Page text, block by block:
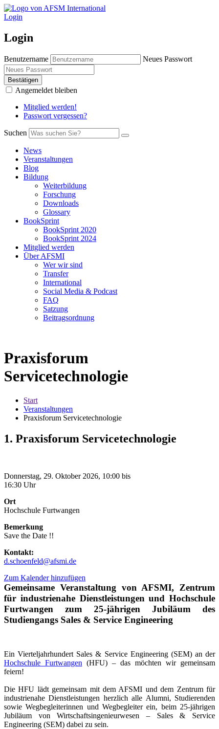
Login
Login
Benutzername Neues Passwort
Bestätigen
Angemeldet bleiben
Mitglied werden!
Passwort vergessen?
Suchen
News
Veranstaltungen
Blog
Bildung
Weiterbildung
Forschung
Downloads
Glossary
BookSprint
BookSprint 2020
BookSprint 2024
Mitglied werden
Über AFSMI
Wer wir sind
Transfer
International
Social Media & Podcast
FAQ
Satzung
Beitragsordnung
Praxisforum
Servicetechnologie
Start
Veranstaltungen
Praxisforum Servicetechnologie
1. Praxisforum Servicetechnologie
Donnerstag, 29. Oktober 2026, 10:00 bis
16:30 Uhr
Ort
Hochschule Furtwangen
Bemerkung
Save the Date !!
Kontakt:
d.schoenfeld@afsmi.de
Zum Kalender hinzufügen
Gemeinsame Veranstaltung von AFSMI, Zentrum
für industrienahe Dienstleistungen und Hochschule
Furtwangen zum 25-jährigen Jubiläum des
Studiengangs Sales & Service Engineering
Ein Vierteljahrhundert Sales & Service Engineering (SEM) an der
Hochschule Furtwangen (HFU) – das möchten wir gemeinsam
feiern!
Die HFU lädt gemeinsam mit dem AFSMI und dem Zentrum für
industrienahe Dienstleistungen herzlich alle Alumni, Studierenden
sowie Wegbegleiterinnen und Wegbegleiter ein, beim 25-jährigen
Jubiläum von Wirtschaftsingenieurwesen – Sales & Service
Engineering (SEM) dabei zu sein.